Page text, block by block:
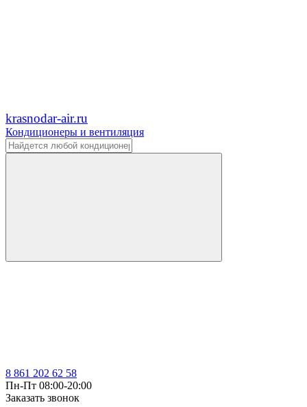
krasnodar-air.ru
Кондиционеры и вентиляция
8 861 202 62 58
Пн-Пт 08:00-20:00
Заказать звонок